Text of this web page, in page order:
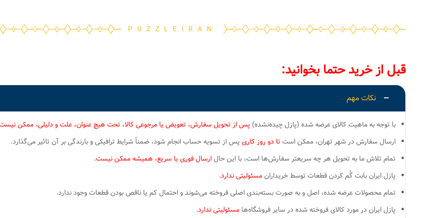
PUZZLEIRAN
قبل از خرید حتما بخوانید:
نکات مهم
با توجه به ماهیت کالای عرضه شده (پازل چیده‌نشده) پس از تحویل سفارش، تعویض یا مرجوعی کالا، تحت هیچ عنوان، علت و دلیلی، ممکن
ارسال سفارش در شهر تهران، ممکن است تا دو روز کاری پس از تسویه حساب انجام شود، ضمناً شرایط ترافیکی و بارندگی بر آن تاثیر می‌گذارد.
تمام تلاش ما به تحویل هر چه سریعتر سفارش‌ها است، با این حالارسال فوری یا سریع، همیشه ممکن نیست.
پازل ایران بابت گُم کردن قطعات توسط خریدارانمسئولیتی ندارد.
تمام محصولات عرضه شده، اصل و به صورت بسته‌بندی اصلی فروخته می‌شوند و احتمال کم یا ناقص بودن قطعات وجود ندارد.
پازل ایران در مورد کالای فروخته شده در سایر فروشگاه‌ها مسئولیتی ندارد.